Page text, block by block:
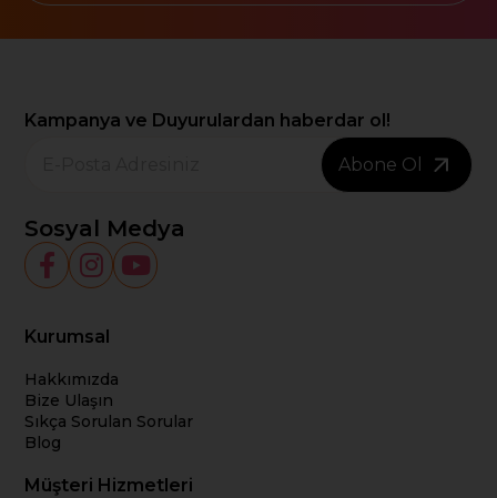
Kampanya ve Duyurulardan haberdar ol!
Abone Ol
Sosyal Medya
Kurumsal
Hakkımızda
Bize Ulaşın
Sıkça Sorulan Sorular
Blog
Müşteri Hizmetleri